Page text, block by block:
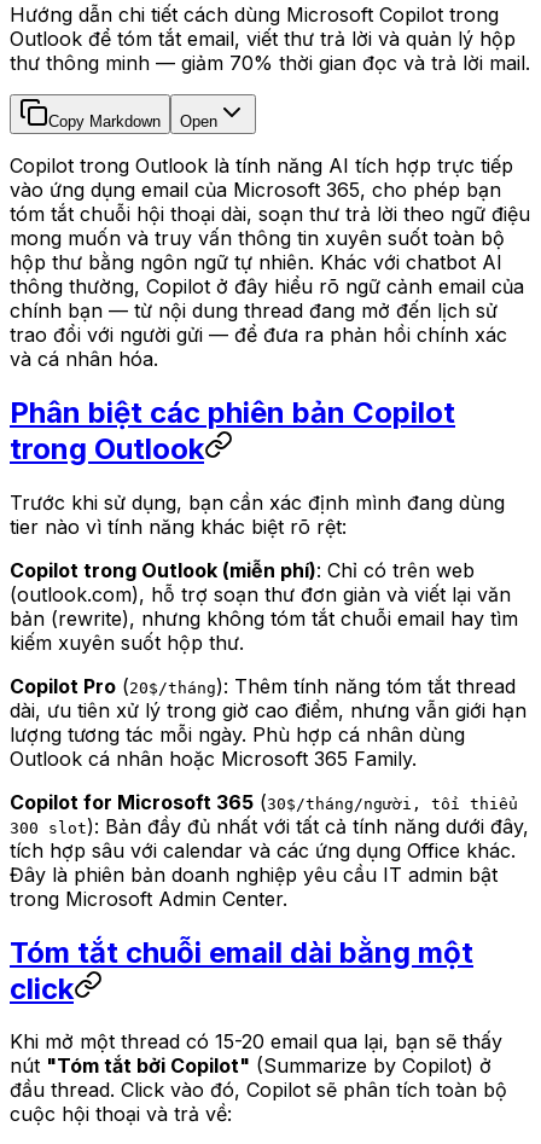
Hướng dẫn chi tiết cách dùng Microsoft Copilot trong
Outlook để tóm tắt email, viết thư trả lời và quản lý hộp
thư thông minh — giảm 70% thời gian đọc và trả lời mail.
Copy Markdown Open
Copilot trong Outlook là tính năng AI tích hợp trực tiếp
vào ứng dụng email của Microsoft 365, cho phép bạn
tóm tắt chuỗi hội thoại dài, soạn thư trả lời theo ngữ điệu
mong muốn và truy vấn thông tin xuyên suốt toàn bộ
hộp thư bằng ngôn ngữ tự nhiên. Khác với chatbot AI
thông thường, Copilot ở đây hiểu rõ ngữ cảnh email của
chính bạn — từ nội dung thread đang mở đến lịch sử
trao đổi với người gửi — để đưa ra phản hồi chính xác
và cá nhân hóa.
Phân biệt các phiên bản Copilot
trong Outlook
Trước khi sử dụng, bạn cần xác định mình đang dùng
tier nào vì tính năng khác biệt rõ rệt:
Copilot trong Outlook (miễn phí): Chỉ có trên web
(outlook.com), hỗ trợ soạn thư đơn giản và viết lại văn
bản (rewrite), nhưng không tóm tắt chuỗi email hay tìm
kiếm xuyên suốt hộp thư.
Copilot Pro (20$/tháng): Thêm tính năng tóm tắt thread
dài, ưu tiên xử lý trong giờ cao điểm, nhưng vẫn giới hạn
lượng tương tác mỗi ngày. Phù hợp cá nhân dùng
Outlook cá nhân hoặc Microsoft 365 Family.
Copilot for Microsoft 365 (30$/tháng/người, tối thiểu
300 slot): Bản đầy đủ nhất với tất cả tính năng dưới đây,
tích hợp sâu với calendar và các ứng dụng Office khác.
Đây là phiên bản doanh nghiệp yêu cầu IT admin bật
trong Microsoft Admin Center.
Tóm tắt chuỗi email dài bằng một
click
Khi mở một thread có 15-20 email qua lại, bạn sẽ thấy
nút "Tóm tắt bởi Copilot" (Summarize by Copilot) ở
đầu thread. Click vào đó, Copilot sẽ phân tích toàn bộ
cuộc hội thoại và trả về: